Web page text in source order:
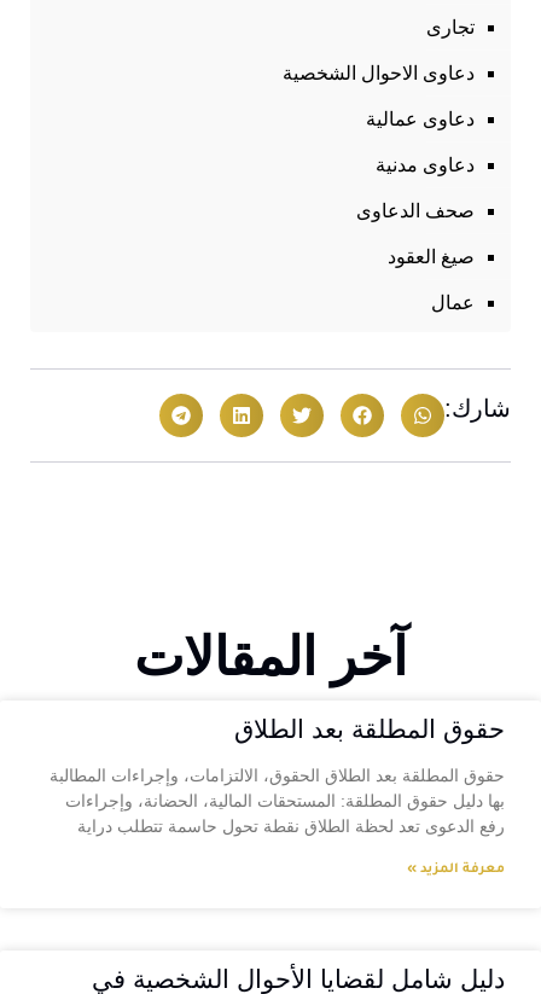
تجارى
دعاوى الاحوال الشخصية
دعاوى عمالية
دعاوى مدنية
صحف الدعاوى
صيغ العقود
عمال
شارك:
آخر المقالات
حقوق المطلقة بعد الطلاق
حقوق المطلقة بعد الطلاق الحقوق، الالتزامات، وإجراءات المطالبة
بها دليل حقوق المطلقة: المستحقات المالية، الحضانة، وإجراءات
رفع الدعوى تعد لحظة الطلاق نقطة تحول حاسمة تتطلب دراية
معرفة المزيد »
دليل شامل لقضايا الأحوال الشخصية في